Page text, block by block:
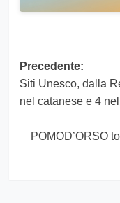
articolo
Precedente:
Siti Unesco, dalla
nel catanese e 4
POMOD’ORSO